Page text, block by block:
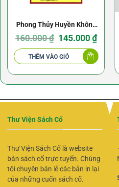
Phong Thủy Huyền Không
Phi Tinh – Elizabeth Moran
160.000₫ Giá
gốc
160.000 ₫.
145.000₫Giá
hiện
là:
145.000
THÊM VÀO GIỎ
Thư Viện Sách Cổ
Thư Viện Sách Cổ là website
bán sách cổ trực tuyến. Chúng
tôi chuyên bán lẻ các bản in lại
của những cuốn sách cổ.